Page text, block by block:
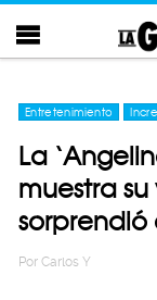
Entretenimiento
La
muestra
sorprendió
Por Carlos Y